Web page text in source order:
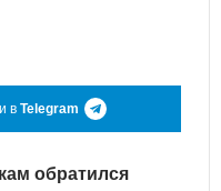
в Telegram
обратился